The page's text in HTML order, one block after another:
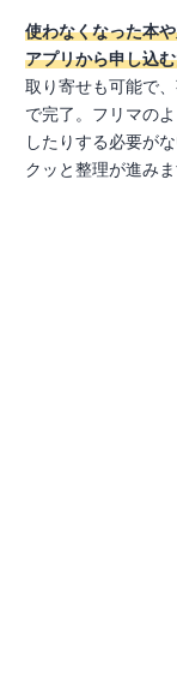
使わなくなった本
アプリから申し込
取り寄せも可能で
で完了。フリマの
したりする必要が
クッと整理が進みま